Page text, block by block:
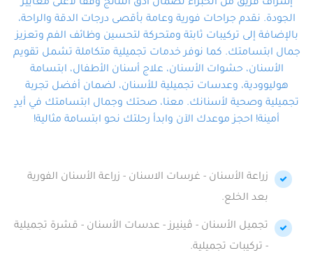
احترافية ودقة.
إشراف فريق من الخبراء لضمان أدق النتائج وفقًا لأعلى معايير
الجودة. نقدم جراحات فورية وعامة بأقصى درجات الدقة والراحة،
بالإضافة إلى تركيبات ثابتة ومتحركة لتحسين وظائف الفم وتعزيز
جمال ابتسامتك. كما نوفر خدمات تجميلية متكاملة تشمل تقويم
الأسنان، حشوات الأسنان، علاج أسنان الأطفال، ابتسامة
هوليوودية، وعدسات تجميلية للأسنان، لضمان أفضل تجربة
تجميلية وصحية لأسنانك. معنا، صحتك وجمال ابتسامتك في أيدٍ
أمينة! احجز موعدك الآن وابدأ رحلتك نحو ابتسامة مثالية!
زراعة الأسنان - غرسات الاسنان - زراعة الأسنان الفورية
بعد الخلع.
تجميل الأسنان - ڤينيرز - عدسات الأسنان - قشرة تجميلية
- تركيبات تجميلية.